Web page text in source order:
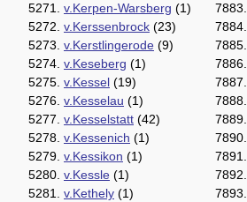
5271. v.Kerpen-Warsberg (1)
5272. v.Kerssenbrock (23)
5273. v.Kerstlingerode (9)
5274. v.Keseberg (1)
5275. v.Kessel (19)
5276. v.Kesselau (1)
5277. v.Kesselstatt (42)
5278. v.Kessenich (1)
5279. v.Kessikon (1)
5280. v.Kessle (1)
5281. v.Kethely (1)
7883.
7884.
7885.
7886.
7887.
7888.
7889.
7890.
7891.
7892.
7893.